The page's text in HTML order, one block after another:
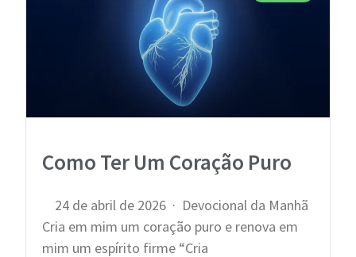
Como Ter Um Coração Puro
24 de abril de 2026 · Devocional da Manhã
Cria em mim um coração puro e renova em
mim um espírito firme “Cria